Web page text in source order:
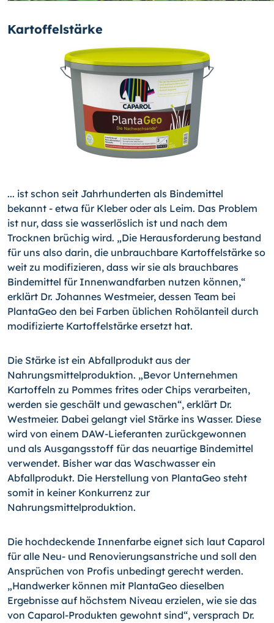
Kartoffelstärke
... ist schon seit Jahrhunderten als Bindemittel
bekannt - etwa für Kleber oder als Leim. Das Problem
ist nur, dass sie wasserlöslich ist und nach dem
Trocknen brüchig wird. „Die Herausforderung bestand
für uns also darin, die unbrauchbare Kartoffelstärke so
weit zu modifizieren, dass wir sie als brauchbares
Bindemittel für Innenwandfarben nutzen können,“
erklärt Dr. Johannes Westmeier, dessen Team bei
PlantaGeo den bei Farben üblichen Rohölanteil durch
modifizierte Kartoffelstärke ersetzt hat.
Die Stärke ist ein Abfallprodukt aus der
Nahrungsmittelproduktion. „Bevor Unternehmen
Kartoffeln zu Pommes frites oder Chips verarbeiten,
werden sie geschält und gewaschen“, erklärt Dr.
Westmeier. Dabei gelangt viel Stärke ins Wasser. Diese
wird von einem DAW-Lieferanten zurückgewonnen
und als Ausgangsstoff für das neuartige Bindemittel
verwendet. Bisher war das Waschwasser ein
Abfallprodukt. Die Herstellung von PlantaGeo steht
somit in keiner Konkurrenz zur
Nahrungsmittelproduktion.
Die hochdeckende Innenfarbe eignet sich laut Caparol
für alle Neu- und Renovierungsanstriche und soll den
Ansprüchen von Profis unbedingt gerecht werden.
„Handwerker können mit PlantaGeo dieselben
Ergebnisse auf höchstem Niveau erzielen, wie sie das
von Caparol-Produkten gewohnt sind“, versprach Dr.